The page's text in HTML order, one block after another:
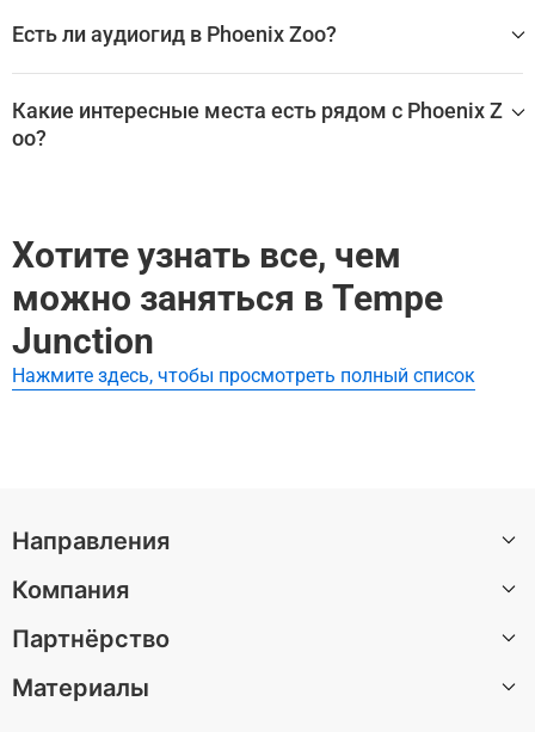
Зоопарк Феникс: Входной билет
Есть ли аудиогид в Phoenix Zoo?
рый помогает самостоятельно изучить главные залы, э
кспонаты и историю достопримечательности без экску
рсовода.
Зоопарк Феникс: Входной билет
Какие интересные места есть рядом с Phoenix Z
oo?
Эти экскурсии охватывают Phoenix Zoo и другие близле
жащие достопримечательности:
Зоопарк Феникс: Входной билет
Хотите узнать все, чем
можно заняться в Tempe
Junction
Нажмите здесь, чтобы просмотреть полный список
Направления
Санкт-Петербург
Москва
Барселона
Компания
О нас
Вакансии
Партнёрство
Стать автором экскурсии
Материалы